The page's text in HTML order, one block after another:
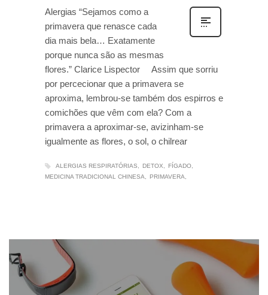
Alergias “Sejamos como a
primavera que renasce cada
dia mais bela… Exatamente
porque nunca são as mesmas
flores.” Clarice Lispector Assim que sorriu
por percecionar que a primavera se
aproxima, lembrou-se também dos espirros e
comichões que vêm com ela? Com a
primavera a aproximar-se, avizinham-se
igualmente as flores, o sol, o chilrear
ALERGIAS RESPIRATÓRIAS DETOX
FÍGADO
MEDICINA TRADICIONAL CHINESA
PRIMAVERA